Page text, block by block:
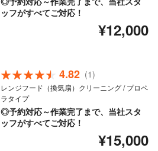
ッフがすべてご対応！
¥12,000
4.82 (1)
レンジフード（換気扇）クリーニング / プロペ
ラタイプ
◎予約対応～作業完了まで、当社スタ
ッフがすべてご対応！
¥15,000